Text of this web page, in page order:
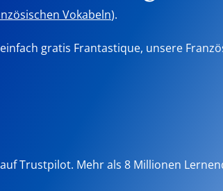
Vokabeln).
gratis Frantastique, unsere
Trustpilot. Mehr als 8 Millionen